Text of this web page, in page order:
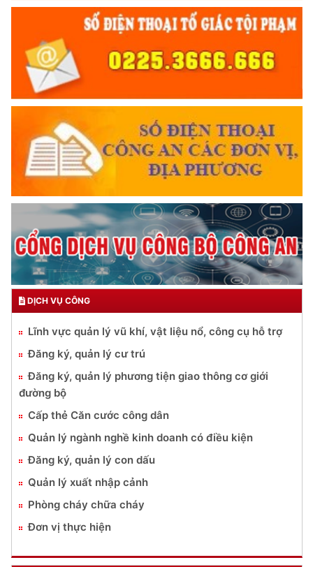
DỊCH VỤ CÔNG
Lĩnh vực quản lý vũ khí, vật liệu nổ, công cụ hỗ trợ
Đăng ký, quản lý cư trú
Đăng ký, quản lý phương tiện giao thông cơ giới
đường bộ
Cấp thẻ Căn cước công dân
Quản lý ngành nghề kinh doanh có điều kiện
Đăng ký, quản lý con dấu
Quản lý xuất nhập cảnh
Phòng cháy chữa cháy
Đơn vị thực hiện